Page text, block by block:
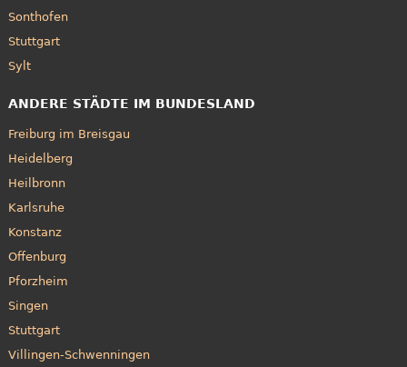
Sonthofen
Stuttgart
Sylt
ANDERE STÄDTE IM BUNDESLAND
Freiburg im Breisgau
Heidelberg
Heilbronn
Karlsruhe
Konstanz
Offenburg
Pforzheim
Singen
Stuttgart
Villingen-Schwenningen